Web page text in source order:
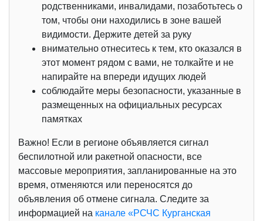
родственниками, инвалидами, позаботьтесь о
том, чтобы они находились в зоне вашей
видимости. Держите детей за руку
внимательно отнеситесь к тем, кто оказался в
этот момент рядом с вами, не толкайте и не
напирайте на впереди идущих людей
соблюдайте меры безопасности, указанные в
размещенных на официальных ресурсах
памятках
Важно! Если в регионе объявляется сигнал
беспилотной или ракетной опасности, все
массовые мероприятия, запланированные на это
время, отменяются или переносятся до
объявления об отмене сигнала. Следите за
информацией на канале «РСЧС Курганская